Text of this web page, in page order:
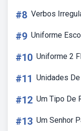
#8 Verbos
#9 Uniforme
#10 Uniforme 2
#11 Unidades
#12 Um Tipo De
#13 Um Senhor